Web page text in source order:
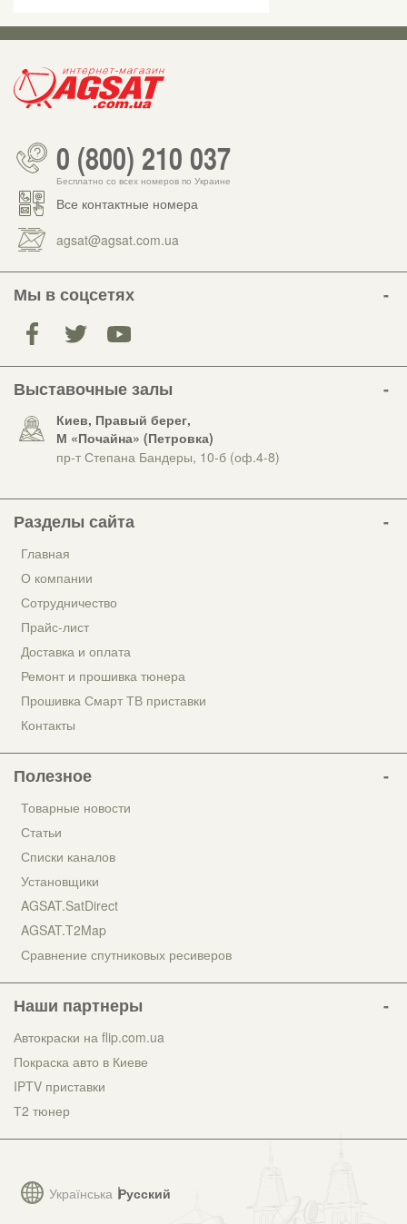
0 (800) 210 037
Бесплатно со всех номеров по Украине
Все контактные номера
agsat@agsat.com.ua
Мы в соцсетях
Выставочные залы
Киев, Правый берег,
М «Почайна» (Петровка)
пр-т Степана Бандеры, 10-б (оф.4-8)
Українська Русский
Разделы сайта
Главная
О компании
Сотрудничество
Прайс-лист
Доставка и оплата
Ремонт и прошивка тюнера
Прошивка Смарт ТВ приставки
Контакты
Полезное
Товарные новости
Статьи
Списки каналов
Установщики
AGSAT.SatDirect
AGSAT.T2Map
Сравнение спутниковых ресиверов
Наши партнеры
Автокраски на flip.com.ua
Покраска авто в Киеве
IPTV приставки
Т2 тюнер